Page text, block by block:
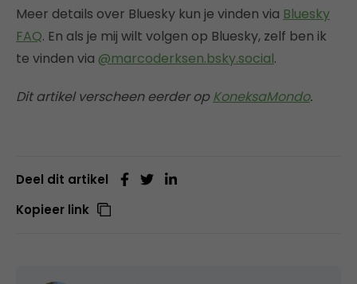
Meer details over Bluesky kun je vinden via Bluesky
FAQ. En als je mij wilt volgen op Bluesky, zelf ben ik
te vinden via @marcoderksen.bsky.social.
Dit artikel verscheen eerder opKoneksaMondo.
Deel dit artikel
Kopieer link